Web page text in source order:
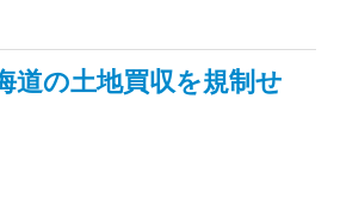
道の土地買収を規制せ